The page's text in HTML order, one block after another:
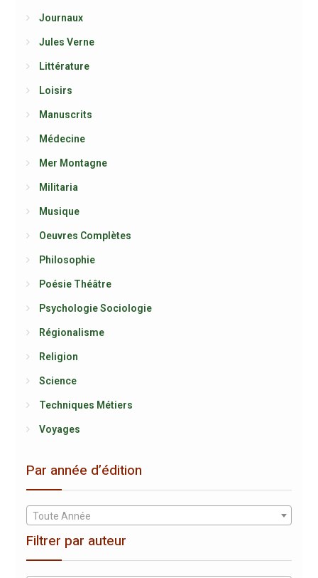
Journaux
Jules Verne
Littérature
Loisirs
Manuscrits
Médecine
Mer Montagne
Militaria
Musique
Oeuvres Complètes
Philosophie
Poésie Théâtre
Psychologie Sociologie
Régionalisme
Religion
Science
Techniques Métiers
Voyages
Par année d’édition
Toute Année
Filtrer par auteur